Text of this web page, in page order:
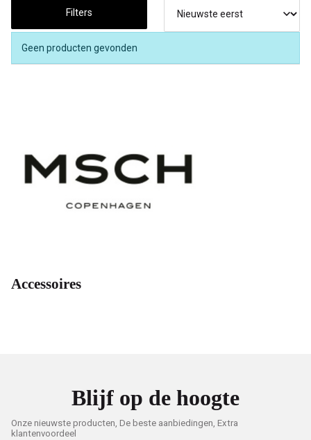
V-
Male
V-
male
mode
Filters
Geen producten gevonden
Accessoires
Blijf op de hoogte
Onze nieuwste producten, De beste aanbiedingen, Extra
klantenvoordeel